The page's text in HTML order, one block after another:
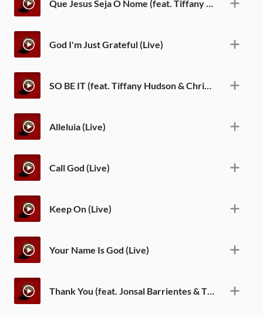
God I'm Just Grateful (Live)
Alleluia (Live)
Call God (Live)
Keep On (Live)
Your Name Is God (Live)